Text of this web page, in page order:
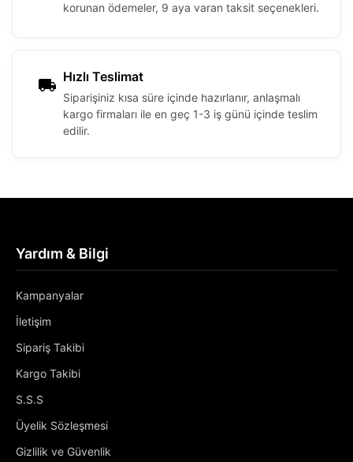
korunan ödemeler, 9 aya varan taksit seçenekleri.
Hızlı Teslimat
Siparişiniz kısa süre içinde hazırlanır, anlaşmalı
kargo firmaları ile en geç 1-3 iş günü içinde teslim
edilir.
Yardım & Bilgi
Kampanyalar
İletişim
Sipariş Takibi
Kargo Takibi
S.S.S
Üyelik Sözleşmesi
Gizlilik ve Güvenlik